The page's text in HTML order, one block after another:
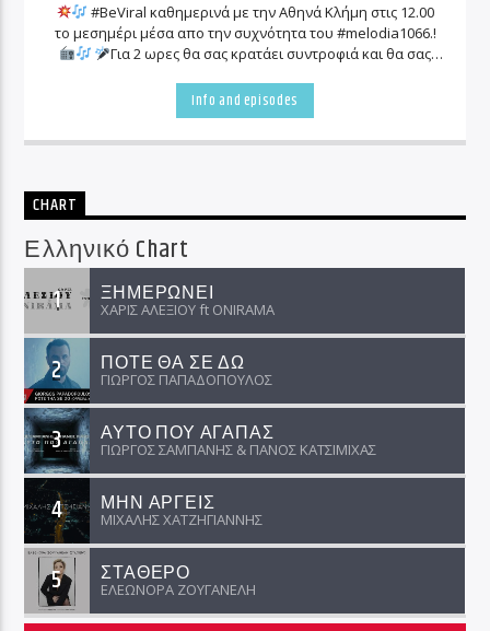
#BeViral καθημερινά με την Αθηνά Κλήμη στις 12.00
Για 2 ωρες θα σας κρατάει συντροφιά και θα σας
γύρω μας!
Info and episodes
CHART
Ελληνικό Chart
1 ΞΗΜΕΡΩΝΕΙ
ΧΑΡΙΣ ΑΛΕΞΙΟΥ ft ΟNIRAMA
2 ΠΟΤΕ ΘΑ ΣΕ ΔΩ
ΓΙΩΡΓΟΣ ΠΑΠΑΔΟΠΟΥΛΟΣ
3 ΑΥΤΟ ΠΟΥ ΑΓΑΠΑΣ
ΓΙΩΡΓΟΣ ΣΑΜΠΑΝΗΣ & ΠΑΝΟΣ ΚΑΤΣΙΜΙΧΑΣ
4 ΜΗΝ ΑΡΓΕΙΣ
ΜΙΧΑΛΗΣ ΧΑΤΖΗΓΙΑΝΝΗΣ
5 ΣΤΑΘΕΡΟ
ΕΛΕΩΝΟΡΑ ΖΟΥΓΑΝΕΛΗ